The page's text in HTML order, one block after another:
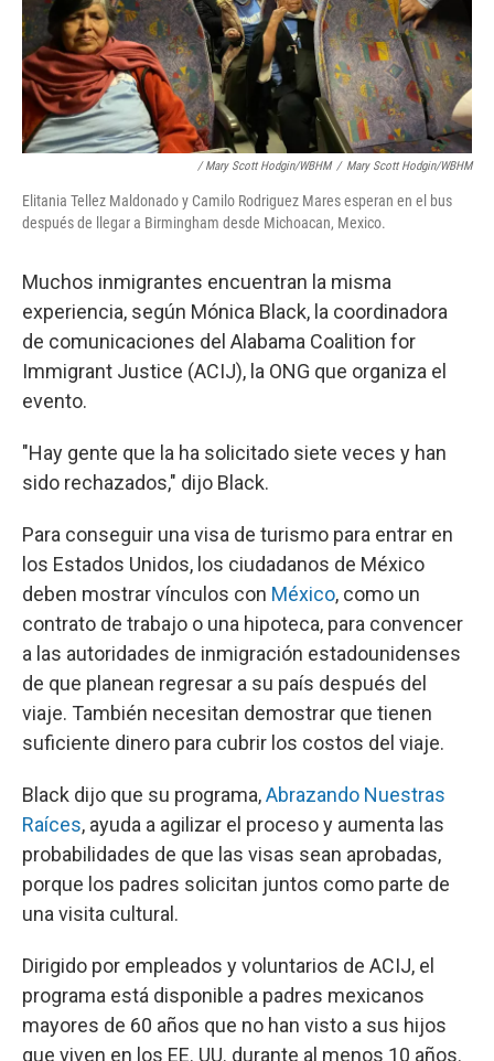
/ Mary Scott Hodgin/WBHM / Mary Scott Hodgin/WBHM
Elitania Tellez Maldonado y Camilo Rodriguez Mares esperan en el bus
después de llegar a Birmingham desde Michoacan, Mexico.
Muchos inmigrantes encuentran la misma
experiencia, según Mónica Black, la coordinadora
de comunicaciones del Alabama Coalition for
Immigrant Justice (ACIJ), la ONG que organiza el
evento.
"Hay gente que la ha solicitado siete veces y han
sido rechazados," dijo Black.
Para conseguir una visa de turismo para entrar en
los Estados Unidos, los ciudadanos de México
deben mostrar vínculos con México, como un
contrato de trabajo o una hipoteca, para convencer
a las autoridades de inmigración estadounidenses
de que planean regresar a su país después del
viaje. También necesitan demostrar que tienen
suficiente dinero para cubrir los costos del viaje.
Black dijo que su programa,Abrazando Nuestras
Raíces, ayuda a agilizar el proceso y aumenta las
probabilidades de que las visas sean aprobadas,
porque los padres solicitan juntos como parte de
una visita cultural.
Dirigido por empleados y voluntarios de ACIJ, el
programa está disponible a padres mexicanos
mayores de 60 años que no han visto a sus hijos
que viven en los EE. UU. durante al menos 10 años.